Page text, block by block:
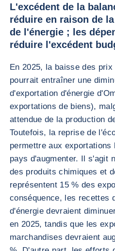
L'excédent de la
réduire en raison de
de l'énergie ; les
réduire l'excédent
En 2025, la baisse des
pourrait entraîner une
d'exportation d'énergie
exportations de biens),
attendue de la production
Toutefois, la reprise de
permettre aux
pays d'augmenter. Il s'agit
des produits chimiques et
représentent 15 % des
conséquence, les recettes
d'énergie devraient
en 2025, tandis que les
marchandises devraient